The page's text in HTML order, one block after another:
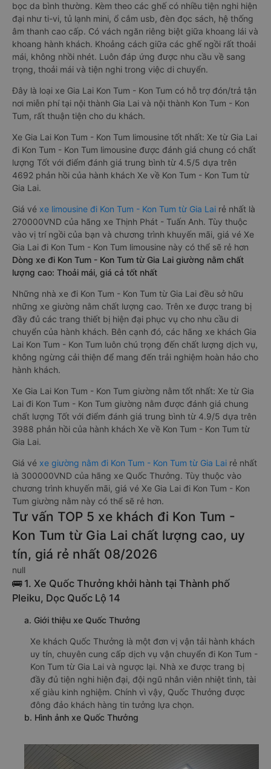
bọc da bình thường. Kèm theo các ghế có nhiều tiện nghi hiện
đại như ti-vi, tủ lạnh mini, ổ cắm usb, đèn đọc sách, hệ thống
âm thanh cao cấp. Có vách ngăn riêng biệt giữa khoang lái và
khoang hành khách. Khoảng cách giữa các ghế ngồi rất thoải
mái, không nhồi nhét. Luôn đáp ứng được nhu cầu về sang
trọng, thoải mái và tiện nghi trong việc di chuyển.
Đây là loại xe Gia Lai Kon Tum - Kon Tum có hỗ trợ đón/trả tận
nơi miễn phí tại nội thành Gia Lai và nội thành Kon Tum - Kon
Tum, rất thuận tiện cho du khách.
Xe Gia Lai Kon Tum - Kon Tum limousine tốt nhất: Xe từ Gia Lai
đi Kon Tum - Kon Tum limousine được đánh giá chung có chất
lượng Tốt với điểm đánh giá trung bình từ 4.5/5 dựa trên
4692 phản hồi của hành khách Xe về Kon Tum - Kon Tum từ
Gia Lai.
Giá vé xe limousine đi Kon Tum - Kon Tum từ Gia Lai rẻ nhất là
270000VND của hãng xe Thịnh Phát - Tuấn Anh. Tùy thuộc
vào vị trí ngồi của bạn và chương trình khuyến mãi, giá vé Xe
Gia Lai đi Kon Tum - Kon Tum limousine này có thể sẽ rẻ hơn
Dòng xe đi Kon Tum - Kon Tum từ Gia Lai giường nằm chất
lượng cao: Thoải mái, giá cả tốt nhất
Những nhà xe đi Kon Tum - Kon Tum từ Gia Lai đều sở hữu
những xe giường nằm chất lượng cao. Trên xe được trang bị
đầy đủ các trang thiết bị hiện đại phục vụ cho nhu cầu di
chuyển của hành khách. Bên cạnh đó, các hãng xe khách Gia
Lai Kon Tum - Kon Tum luôn chú trọng đến chất lượng dịch vụ,
không ngừng cải thiện để mang đến trải nghiệm hoàn hảo cho
hành khách.
Xe Gia Lai Kon Tum - Kon Tum giường nằm tốt nhất: Xe từ Gia
Lai đi Kon Tum - Kon Tum giường nằm được đánh giá chung
chất lượng Tốt với điểm đánh giá trung bình từ 4.9/5 dựa trên
3988 phản hồi của hành khách Xe về Kon Tum - Kon Tum từ
Gia Lai.
Giá vé xe giường nằm đi Kon Tum - Kon Tum từ Gia Lai rẻ nhất
là 300000VND của hãng xe Quốc Thưởng. Tùy thuộc vào
chương trình khuyến mãi, giá vé Xe Gia Lai đi Kon Tum - Kon
Tum giường nằm này có thể sẽ rẻ hơn.
Tư vấn TOP 5 xe khách đi Kon Tum -
Kon Tum từ Gia Lai chất lượng cao, uy
tín, giá rẻ nhất 08/2026
null
🚌 1. Xe Quốc Thưởng khởi hành tại Thành phố
Pleiku, Dọc Quốc Lộ 14
a. Giới thiệu xe Quốc Thưởng
Xe khách Quốc Thưởng là một đơn vị vận tải hành khách
uy tín, chuyên cung cấp dịch vụ vận chuyển đi Kon Tum -
Kon Tum từ Gia Lai và ngược lại. Nhà xe được trang bị
đầy đủ tiện nghi hiện đại, đội ngũ nhân viên nhiệt tình, tài
xế giàu kinh nghiệm. Chính vì vậy, Quốc Thưởng được
đông đảo khách hàng tin tưởng lựa chọn.
b. Hình ảnh xe Quốc Thưởng